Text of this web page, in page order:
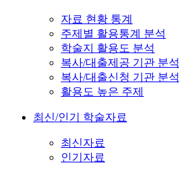
자료 현황 통계
주제별 활용통계 분석
학술지 활용도 분석
복사/대출제공 기관 분석
복사/대출신청 기관 분석
활용도 높은 주제
최신/인기 학술자료
최신자료
인기자료